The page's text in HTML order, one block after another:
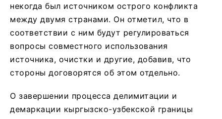
некогда был источником острого конфликта
между двумя странами. Он отметил, что в
соответствии с ним будут регулироваться
вопросы совместного использования
источника, очистки и другие, добавив, что
стороны договорятся об этом отдельно.
О завершении процесса делимитации и
демаркации кыргызско-узбекской границы